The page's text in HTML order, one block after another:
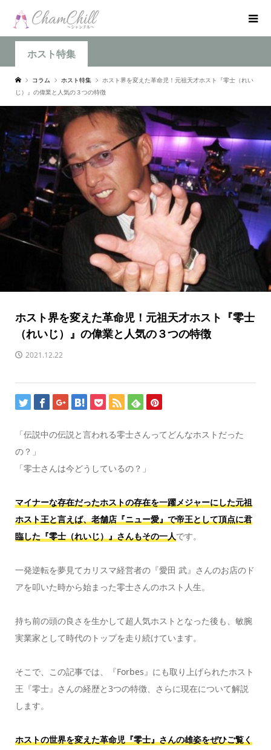
ホスト特集
コラム ホスト特集
ホスト界を変えた革命児！元祖天才ホスト『零士（れい
じ）』の偉業と人気の３つの特徴
ホスト界を変えた革命児！元祖天才ホスト『零士
（れいじ）』の偉業と人気の３つの特徴
2021.12.22
「伝説中の伝説と言われる零士さんってどんなホストだった
の？」
「零士さんは今どうしているの？」
マイナーな存在だったホストの存在を一躍メジャーにした元祖
ホスト王と言えば、老舗店『ニュー愛』で帝王として頂点に君
臨した『零士（れいじ）』さんもその一人です。
一発逆転を夢見てカリスマ経営者の『愛田 武』さんのお店のド
アを叩いた時から始まった零士さんのホスト人生。
持ち前の頭の良さを生かして超人気ホストとなった後も、敏腕
実業家として時代のトップを走り続けています。
そこで、この記事では、『Forbes』にも取り上げられたホスト
王『零士』さんの経歴と3つの特徴、さらに現在について解説
します。
ホストの世界を変えた革命児『零士』さんの雄姿をぜひご覧く